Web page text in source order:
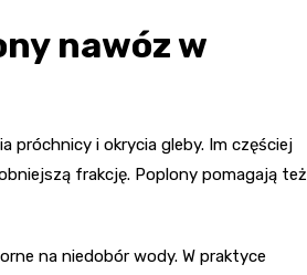
nawóz w
próchnicy i okrycia gleby. Im częściej
frakcję. Poplony pomagają też
na niedobór wody. W praktyce